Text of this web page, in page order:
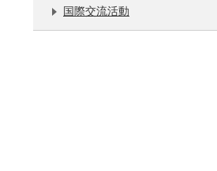
国際交流活動